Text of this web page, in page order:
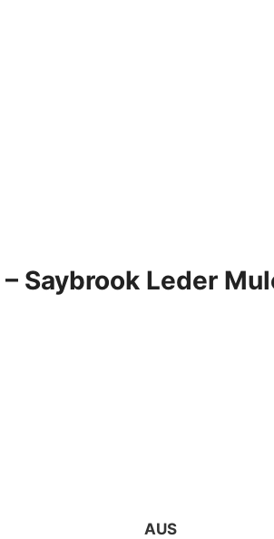
Saybrook Leder
AUS